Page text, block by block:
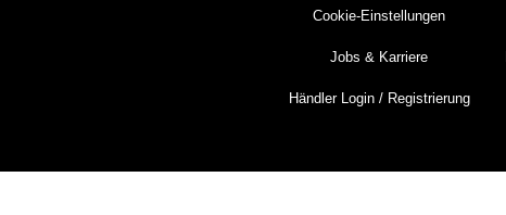
Cookie-Einstellungen
Jobs & Karriere
Händler Login / Registrierung